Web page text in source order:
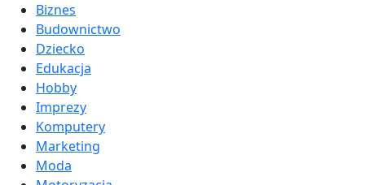
Biznes
Budownictwo
Dziecko
Edukacja
Hobby
Imprezy
Komputery
Marketing
Moda